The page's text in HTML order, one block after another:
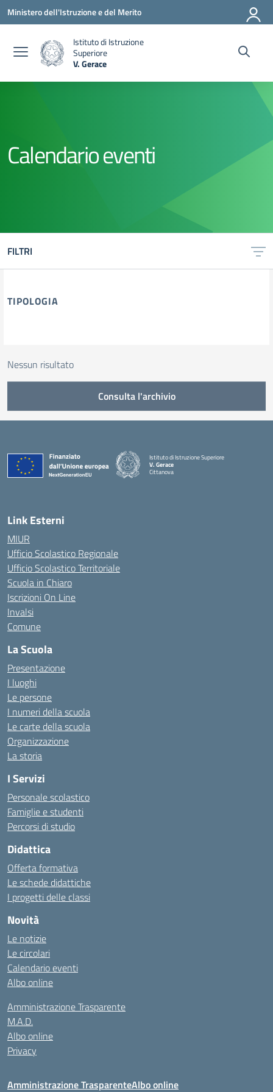
Vai ai contenuti
Vai al menu di navigazione
Vai al footer
Ministero dell'Istruzione e del Merito
Istituto di Istruzione
Superiore
V. Gerace
Calendario eventi
FILTRI
TIPOLOGIA
Nessun risultato
Consulta l'archivio
Istituto di Istruzione Superiore
V. Gerace
Cittanova
Link Esterni
MIUR
Ufficio Scolastico Regionale
Ufficio Scolastico Territoriale
Scuola in Chiaro
Iscrizioni On Line
Invalsi
Comune
La Scuola
Presentazione
I luoghi
Le persone
I numeri della scuola
Le carte della scuola
Organizzazione
La storia
I Servizi
Personale scolastico
Famiglie e studenti
Percorsi di studio
Didattica
Offerta formativa
Le schede didattiche
I progetti delle classi
Novità
Le notizie
Le circolari
Calendario eventi
Albo online
Amministrazione Trasparente
M.A.D.
Albo online
Privacy
Amministrazione TrasparenteAlbo online